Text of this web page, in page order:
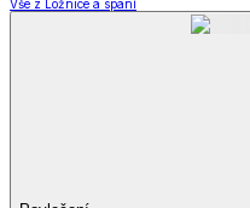
Vše z Ložnice a spaní